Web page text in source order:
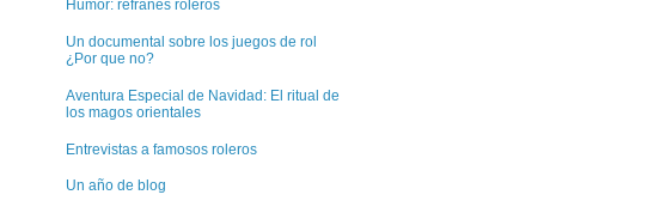
Humor: refranes roleros
Un documental sobre los juegos de rol
¿Por que no?
Aventura Especial de Navidad: El ritual de
los magos orientales
Entrevistas a famosos roleros
Un año de blog